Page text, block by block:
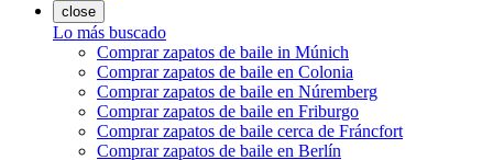
close
Lo más buscado
Comprar zapatos de baile in Múnich
Comprar zapatos de baile en Colonia
Comprar zapatos de baile en Núremberg
Comprar zapatos de baile en Friburgo
Comprar zapatos de baile cerca de Fráncfort
Comprar zapatos de baile en Berlín